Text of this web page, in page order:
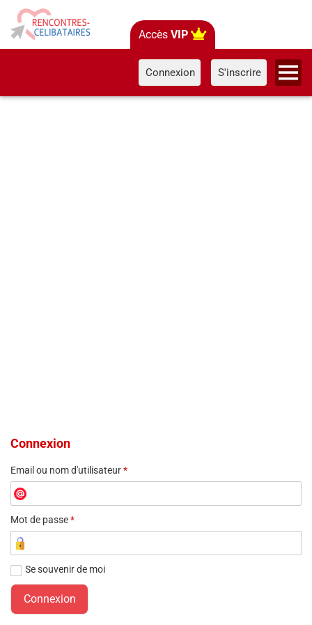
Accès VIP
Connexion S'inscrire
Connexion
Email ou nom d'utilisateur*
Mot de passe*
Se souvenir de moi